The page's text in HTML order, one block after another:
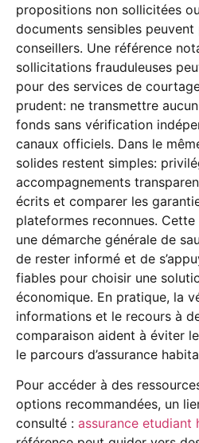
propositions non sollicitées
documents sensibles
conseillers. Une référence
sollicitations frauduleuses
pour des services de
prudent: ne transmettre
fonds sans vérification
canaux officiels. Dans le
solides restent simples:
accompagnements
écrits et comparer les
plateformes reconnues. Cette
une démarche générale de
de rester informé et de
fiables pour choisir une
économique. En pratique, la
informations et le recours à
comparaison aident à éviter
le parcours d’assurance
Pour accéder à des
options recommandées, un
consulté : assurance etudiant